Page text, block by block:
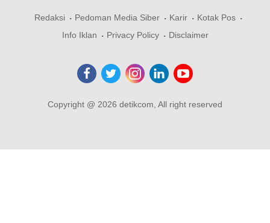
Redaksi Pedoman Media Siber Karir
Kotak Pos
Info Iklan
Privacy Policy Disclaimer
Copyright @ 2026 detikcom, All right reserved